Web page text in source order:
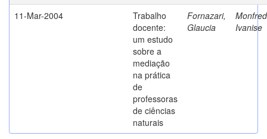
11-Mar-2004
Trabalho
docente:
um estudo
sobre a
mediação
na prática
de
professoras
de ciências
naturais
Fornazari,
Glaucia
Ivanise